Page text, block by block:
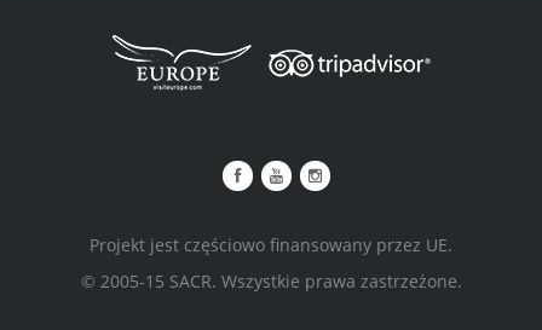
Projekt jest częściowo finansowany przez UE.
© 2005-15 SACR. Wszystkie prawa zastrzeżone.